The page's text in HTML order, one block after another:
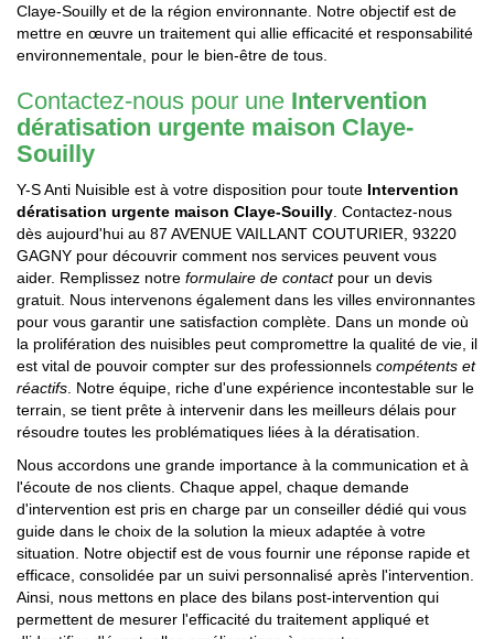
Claye-Souilly et de la région environnante. Notre objectif est de
mettre en œuvre un traitement qui allie efficacité et responsabilité
environnementale, pour le bien-être de tous.
Contactez-nous pour une Intervention
dératisation urgente maison Claye-
Souilly
Y-S Anti Nuisible est à votre disposition pour toute Intervention
dératisation urgente maison Claye-Souilly. Contactez-nous
dès aujourd'hui au 87 AVENUE VAILLANT COUTURIER, 93220
GAGNY pour découvrir comment nos services peuvent vous
aider. Remplissez notre formulaire de contactpour un devis
gratuit. Nous intervenons également dans les villes environnantes
pour vous garantir une satisfaction complète. Dans un monde où
la prolifération des nuisibles peut compromettre la qualité de vie, il
est vital de pouvoir compter sur des professionnels compétents et
réactifs. Notre équipe, riche d'une expérience incontestable sur le
terrain, se tient prête à intervenir dans les meilleurs délais pour
résoudre toutes les problématiques liées à la dératisation.
Nous accordons une grande importance à la communication et à
l'écoute de nos clients. Chaque appel, chaque demande
d'intervention est pris en charge par un conseiller dédié qui vous
guide dans le choix de la solution la mieux adaptée à votre
situation. Notre objectif est de vous fournir une réponse rapide et
efficace, consolidée par un suivi personnalisé après l'intervention.
Ainsi, nous mettons en place des bilans post-intervention qui
permettent de mesurer l'efficacité du traitement appliqué et